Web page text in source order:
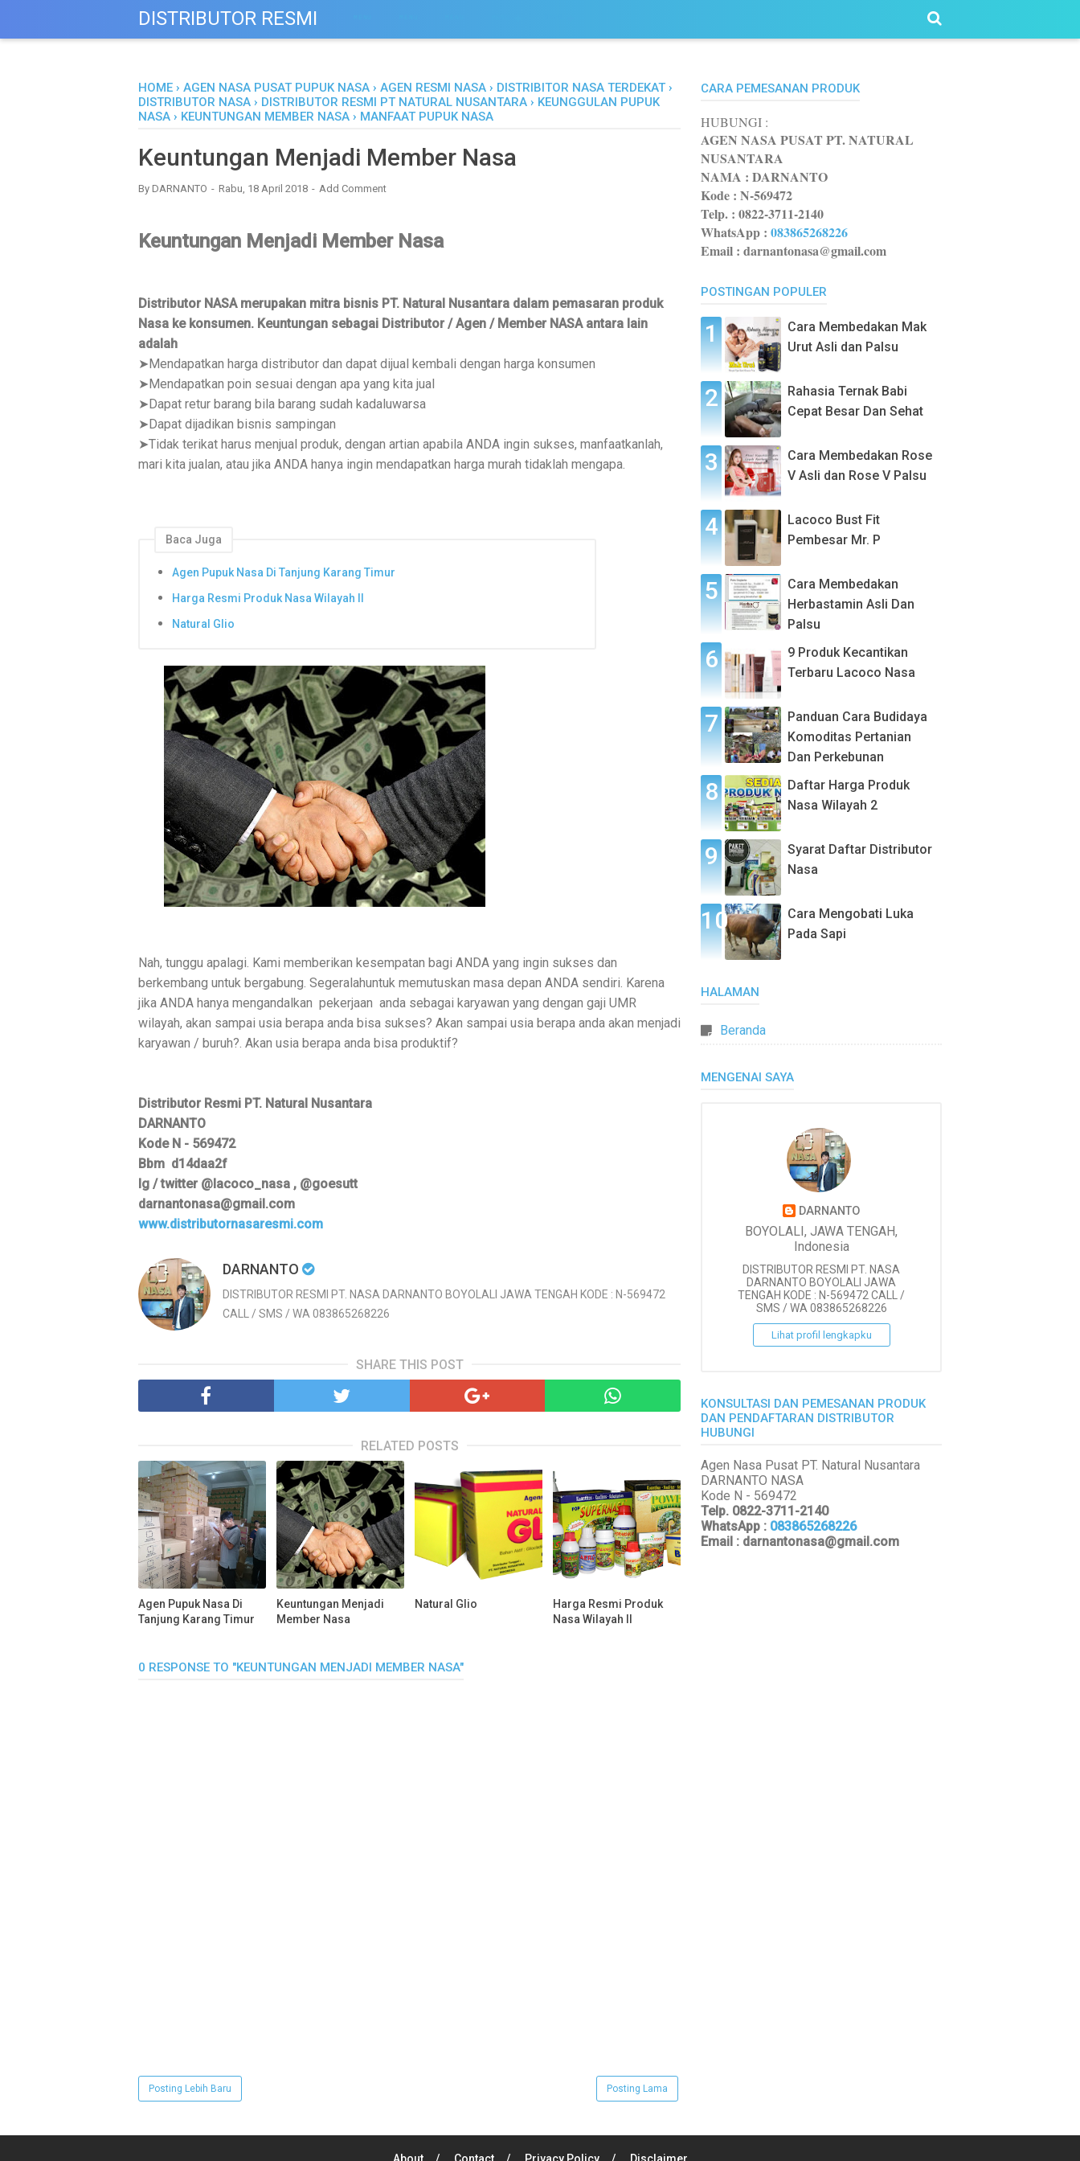
DISTRIBUTOR RESMI
HOME › AGEN NASA PUSAT PUPUK NASA › AGEN RESMI NASA › DISTRIBITOR NASA TERDEKAT ›
DISTRIBUTOR NASA › DISTRIBUTOR RESMI PT NATURAL NUSANTARA › KEUNGGULAN PUPUK
NASA › KEUNTUNGAN MEMBER NASA › MANFAAT PUPUK NASA
Keuntungan Menjadi Member Nasa
By DARNANTO Rabu, 18 April 2018 Add Comment
Keuntungan Menjadi Member Nasa
Distributor NASA merupakan mitra bisnis PT. Natural Nusantara dalam pemasaran produk
Nasa ke konsumen. Keuntungan sebagai Distributor / Agen / Member NASA antara lain
adalah
➤Mendapatkan harga distributor dan dapat dijual kembali dengan harga konsumen
➤Mendapatkan poin sesuai dengan apa yang kita jual
➤Dapat retur barang bila barang sudah kadaluwarsa
➤Dapat dijadikan bisnis sampingan
➤Tidak terikat harus menjual produk, dengan artian apabila ANDA ingin sukses, manfaatkanlah,
mari kita jualan, atau jika ANDA hanya ingin mendapatkan harga murah tidaklah mengapa.
Baca Juga
Agen Pupuk Nasa Di Tanjung Karang Timur
Harga Resmi Produk Nasa Wilayah II
Natural Glio
Nah, tunggu apalagi. Kami memberikan kesempatan bagi ANDA yang ingin sukses dan
berkembang untuk bergabung. Segeralahuntuk memutuskan masa depan ANDA sendiri. Karena
jika ANDA hanya mengandalkan pekerjaan anda sebagai karyawan yang dengan gaji UMR
wilayah, akan sampai usia berapa anda bisa sukses? Akan sampai usia berapa anda akan menjadi
karyawan / buruh?. Akan usia berapa anda bisa produktif?
Distributor Resmi PT. Natural Nusantara
DARNANTO
Kode N - 569472
Bbm d14daa2f
Ig / twitter @lacoco_nasa , @goesutt
darnantonasa@gmail.com
www.distributornasaresmi.com
DARNANTO
DISTRIBUTOR RESMI PT. NASA DARNANTO BOYOLALI JAWA TENGAH KODE : N-569472
CALL / SMS / WA 083865268226
SHARE THIS POST
RELATED POSTS
Agen Pupuk Nasa Di
Tanjung Karang Timur
Keuntungan Menjadi
Member Nasa
Natural Glio
Harga Resmi Produk
Nasa Wilayah II
0 RESPONSE TO "KEUNTUNGAN MENJADI MEMBER NASA"
Posting Lebih Baru Posting Lama
CARA PEMESANAN PRODUK
HUBUNGI :
AGEN NASA PUSAT PT. NATURAL
NUSANTARA
NAMA : DARNANTO
Kode : N-569472
Telp. : 0822-3711-2140
WhatsApp : 083865268226
Email : darnantonasa@gmail.com
POSTINGAN POPULER
Cara Membedakan Mak
Urut Asli dan Palsu
Rahasia Ternak Babi
Cepat Besar Dan Sehat
Cara Membedakan Rose
V Asli dan Rose V Palsu
Lacoco Bust Fit
Pembesar Mr. P
Cara Membedakan
Herbastamin Asli Dan
Palsu
9 Produk Kecantikan
Terbaru Lacoco Nasa
Panduan Cara Budidaya
Komoditas Pertanian
Dan Perkebunan
Daftar Harga Produk
Nasa Wilayah 2
Syarat Daftar Distributor
Nasa
Cara Mengobati Luka
Pada Sapi
HALAMAN
Beranda
MENGENAI SAYA
DARNANTO
BOYOLALI, JAWA TENGAH,
Indonesia
DISTRIBUTOR RESMI PT. NASA
DARNANTO BOYOLALI JAWA
TENGAH KODE : N-569472 CALL /
SMS / WA 083865268226
Lihat profil lengkapku
KONSULTASI DAN PEMESANAN PRODUK
DAN PENDAFTARAN DISTRIBUTOR
HUBUNGI
Agen Nasa Pusat PT. Natural Nusantara
DARNANTO NASA
Kode N - 569472
Telp. 0822-3711-2140
WhatsApp : 083865268226
Email : darnantonasa@gmail.com
About Contact Privacy Policy Disclaimer